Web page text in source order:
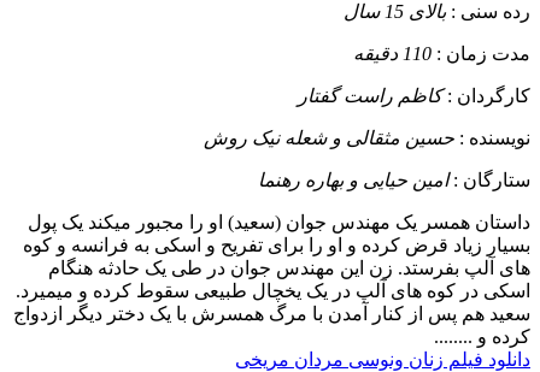
رده سنی :بالای 15 سال
مدت زمان : 110 دقیقه
کارگردان :کاظم راست گفتار
نویسنده : حسین مثقالی و شعله نیک روش
ستارگان :امین حیایی و بهاره رهنما
داستان همسر یک مهندس جوان (سعید) او را مجبور میکند یک پول
بسیار زیاد قرض کرده و او را برای تفریح و اسکی به فرانسه و کوه
های آلپ بفرستد. زن این مهندس جوان در طی یک حادثه هنگام
اسکی در کوه های آلپ در یک یخچال طبیعی سقوط کرده و میمیرد.
سعید هم پس از کنار آمدن با مرگ همسرش با یک دختر دیگر ازدواج
کرده و ........
دانلود فیلم زنان ونوسی مردان مریخی